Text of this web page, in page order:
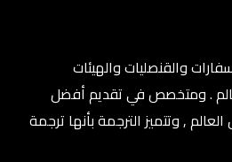
والقنصليات والهيئات
. ومتخصص في تقديم أفضل
50 لغة حول العالم , وتتميز الترجمة بأنها ترجمة